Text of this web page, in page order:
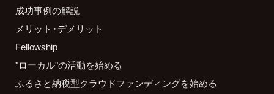
成功事例の解説
メリット・デメリット
Fellowship
"ローカル"の活動を始める
ふるさと納税型クラウドファンディングを始める